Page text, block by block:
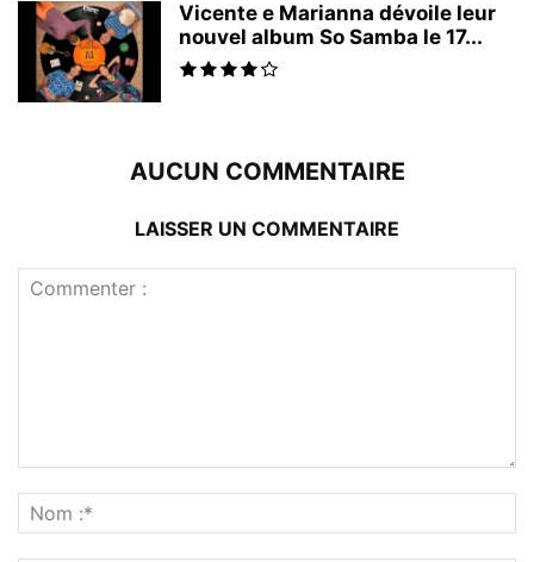
Vicente e Marianna dévoile leur
nouvel album So Samba le 17...
AUCUN COMMENTAIRE
LAISSER UN COMMENTAIRE